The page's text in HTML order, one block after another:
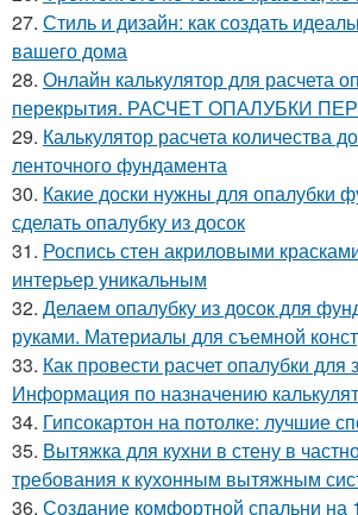
27. Стиль и дизайн: как создать
вашего дома
28. Онлайн калькулятор для расчета
перекрытия. РАСЧЕТ ОПАЛУБКИ
29. Калькулятор расчета количества
ленточного фундамента
30. Какие доски нужны для опалубки
сделать опалубку из досок
31. Роспись стен акриловыми
интерьер уникальным
32. Делаем опалубку из досок для
руками. Материалы для съемной
33. Как провести расчет опалубки для
Информация по назначению
34. Гипсокартон на потолке: лучшие
35. Вытяжка для кухни в стену в
требования к кухонным вытяжным
36. Создание комфортной спальни на